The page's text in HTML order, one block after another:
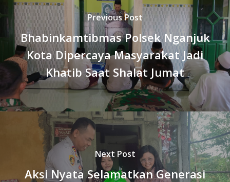
Previous Post
Bhabinkamtibmas Polsek Nganjuk
Kota Dipercaya Masyarakat Jadi
Khatib Saat Shalat Jumat
Next Post
Aksi Nyata Selamatkan Generasi